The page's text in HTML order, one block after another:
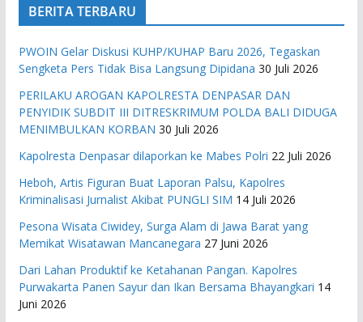
BERITA TERBARU
PWOIN Gelar Diskusi KUHP/KUHAP Baru 2026, Tegaskan
Sengketa Pers Tidak Bisa Langsung Dipidana 30 Juli 2026
PERILAKU AROGAN KAPOLRESTA DENPASAR DAN
PENYIDIK SUBDIT III DITRESKRIMUM POLDA BALI DIDUGA
MENIMBULKAN KORBAN 30 Juli 2026
Kapolresta Denpasar dilaporkan ke Mabes Polri 22 Juli 2026
Heboh, Artis Figuran Buat Laporan Palsu, Kapolres
Kriminalisasi Jurnalist Akibat PUNGLI SIM 14 Juli 2026
Pesona Wisata Ciwidey, Surga Alam di Jawa Barat yang
Memikat Wisatawan Mancanegara 27 Juni 2026
Dari Lahan Produktif ke Ketahanan Pangan. Kapolres
Purwakarta Panen Sayur dan Ikan Bersama Bhayangkari 14
Juni 2026